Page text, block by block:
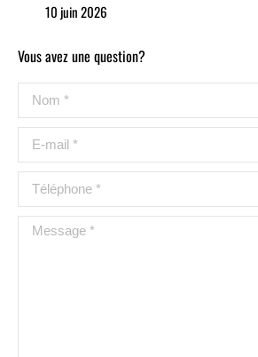
10 juin 2026
Vous avez une question?
Nom *
E-mail *
Téléphone *
Message *